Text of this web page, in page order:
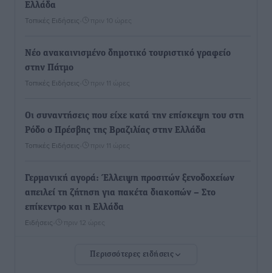
Ελλάδα
Τοπικές Ειδήσεις πριν 10 ώρες
Νέο ανακαινισμένο δημοτικό τουριστικό γραφείο
στην Πάτμο
Τοπικές Ειδήσεις πριν 11 ώρες
Οι συναντήσεις που είχε κατά την επίσκεψη του στη
Ρόδο ο Πρέσβης της Βραζιλίας στην Ελλάδα
Τοπικές Ειδήσεις πριν 11 ώρες
Γερμανική αγορά: Έλλειψη προσιτών ξενοδοχείων
απειλεί τη ζήτηση για πακέτα διακοπών – Στο
επίκεντρο και η Ελλάδα
Ειδήσεις πριν 12 ώρες
Νέο ξενοδοχείο στη Ρόδο για την H Hotels –
Περισσότερες ειδήσεις